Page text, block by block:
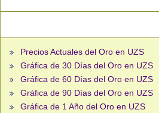
Precios Actuales del Oro en UZS
Gráfica de 30 Días del Oro en UZS
Gráfica de 60 Días del Oro en UZS
Gráfica de 90 Días del Oro en UZS
Gráfica de 1 Año del Oro en UZS